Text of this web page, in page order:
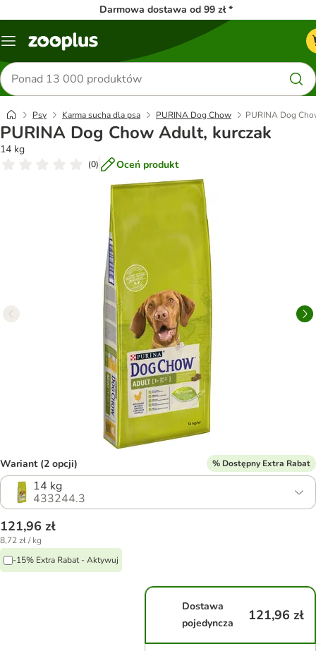
Darmowa dostawa od 99 zł *
Menu
Szukaj
produktów
Psy Karma sucha dla psa PURINA Dog Chow PURINA Dog
PURINA Dog Chow Adult, kurczak
14 kg
(0) Oceń produkt
Wariant (2 opcji) % Dostępny Extra Rabat
14 kg
433244.3
121,96 zł
8,72 zł / kg
-15% Extra Rabat - Aktywuj
Dostawa
pojedyncza
121,96 zł